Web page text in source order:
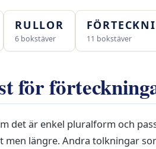
RULLOR
6 bokstäver 11 bokstäver
för
det är enkel pluralform och
men längre. Andra tolkningar